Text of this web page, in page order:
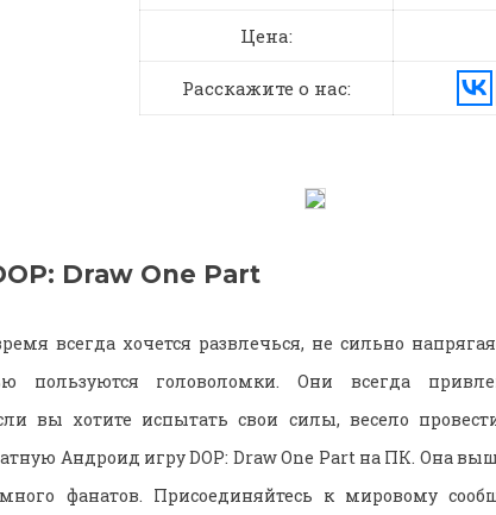
Цена:
Расскажите о нас:
Draw One Part
всегда хочется развлечься, не сильно
пользуются головоломки. Они всегда
вы хотите испытать свои силы, весело
Андроид игру DOP: Draw One Part на ПК. Она
фанатов. Присоединяйтесь к мировому